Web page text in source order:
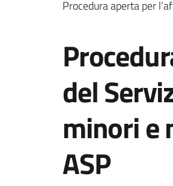
Procedura aperta per
del
minori e
ASP